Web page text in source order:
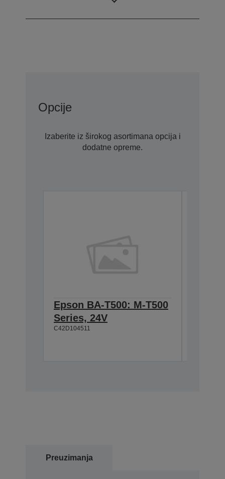
Opcije
Izaberite iz širokog asortimana opcija i
dodatne opreme.
Epson BA-T500: M-T500
Series, 24V
C42D104511
Preuzimanja